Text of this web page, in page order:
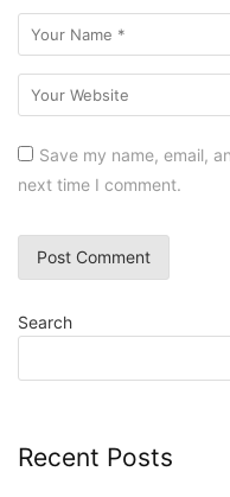
Save my name, email,
next time I comment.
Search
Recent Posts